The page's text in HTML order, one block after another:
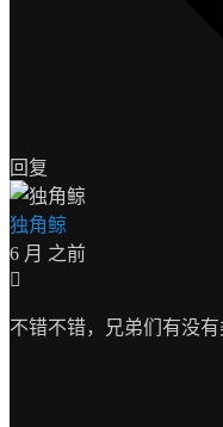
回复
独角鲸
6 月 之前
不错不错，兄弟们有没